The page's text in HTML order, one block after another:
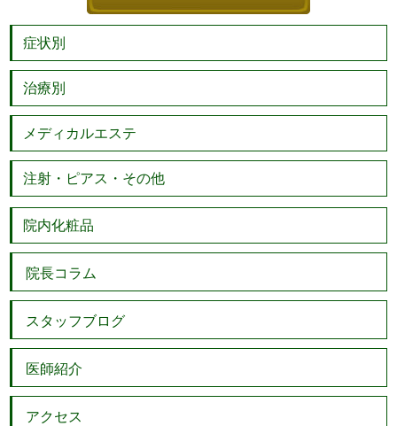
症状別
治療別
メディカルエステ
注射・ピアス・その他
院内化粧品
院長コラム
スタッフブログ
医師紹介
アクセス